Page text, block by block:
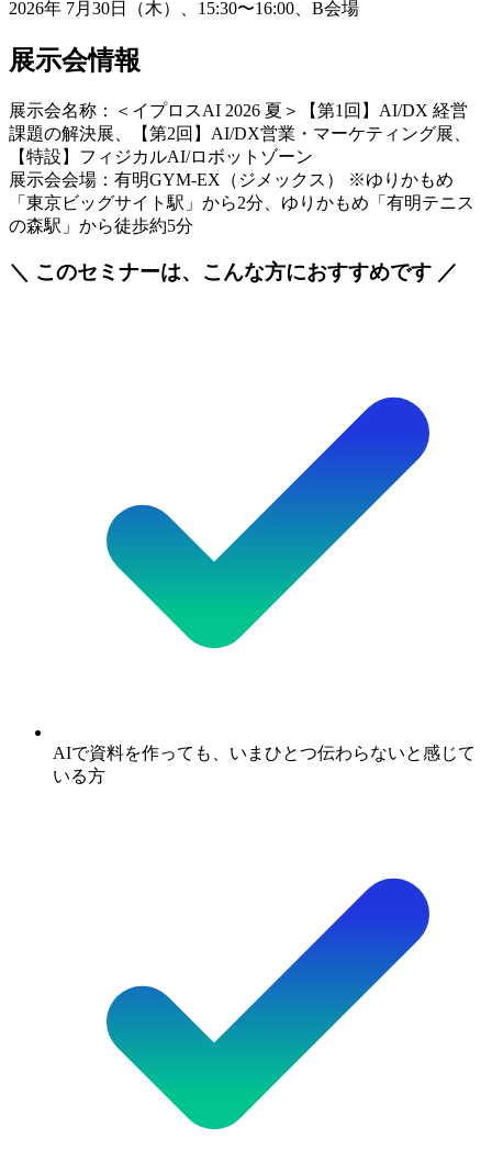
2026年 7月30日（木）、15:30〜16:00、B会場
展示会情報
展示会名称：＜イプロスAI 2026 夏＞【第1回】AI/DX 経営
課題の解決展、【第2回】AI/DX営業・マーケティング展、
【特設】フィジカルAI/ロボットゾーン
展示会会場：有明GYM-EX（ジメックス） ※ゆりかもめ
「東京ビッグサイト駅」から2分、ゆりかもめ「有明テニス
の森駅」から徒歩約5分
＼ このセミナーは、こんな方におすすめです ／
AIで資料を作っても、いまひとつ伝わらないと感じて
いる方